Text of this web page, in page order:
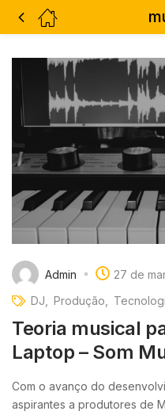
Admin
27 de
DJ
Produção
Teoria musical
Laptop – Som
Com o avanço do
aspirantes a produtores de